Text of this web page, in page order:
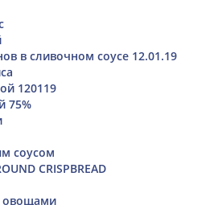
в сливочном соусе 12.01.19
120119
75%
соусом
CRISPBREAD
овощами